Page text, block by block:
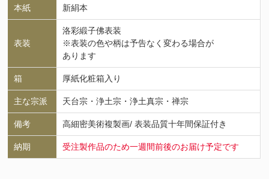
本紙 新絹本
表装
洛彩緞子佛表装
※表装の色や柄は予告なく変わる場合が
あります
箱 厚紙化粧箱入り
主な宗派 天台宗・浄土宗・浄土真宗・禅宗
備考 高細密美術複製画/ 表装品質十年間保証付き
納期 受注製作品のため一週間前後のお届け予定です